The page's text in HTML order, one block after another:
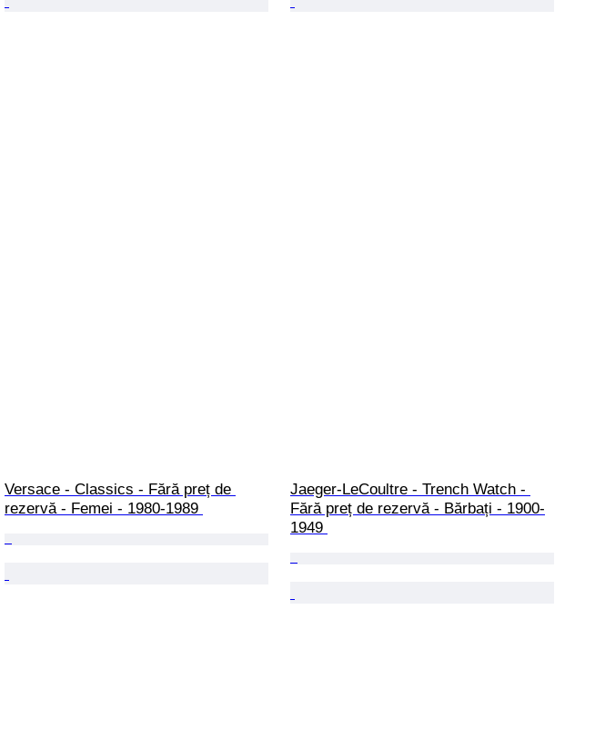
Versace - Classics - Fără preț de
rezervă - Femei - 1980-1989
Jaeger-LeCoultre - Trench Watch -
Fără preț de rezervă - Bărbați - 1900-
1949